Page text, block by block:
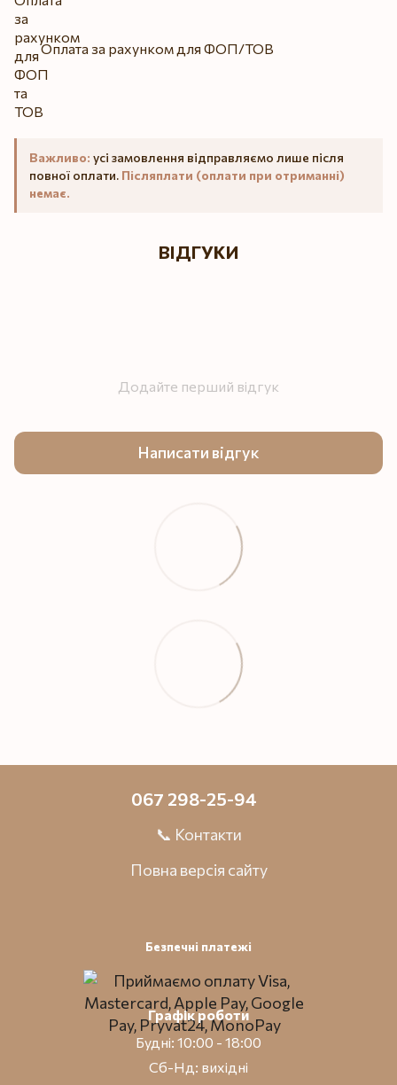
Оплата за рахунком для ФОП/ТОВ
Важливо: усі замовлення відправляємо лише після
повної оплати. Післяплати (оплати при отриманні)
немає.
ВІДГУКИ
Додайте перший відгук
Написати відгук
067 298-25-94
📞 Контакти
Повна версія сайту
Безпечні платежі
Графік роботи
Будні: 10:00 - 18:00
Сб-Нд: вихідні